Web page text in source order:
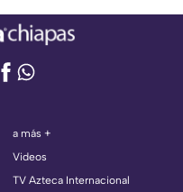
a más +
Videos
TV Azteca Internacional